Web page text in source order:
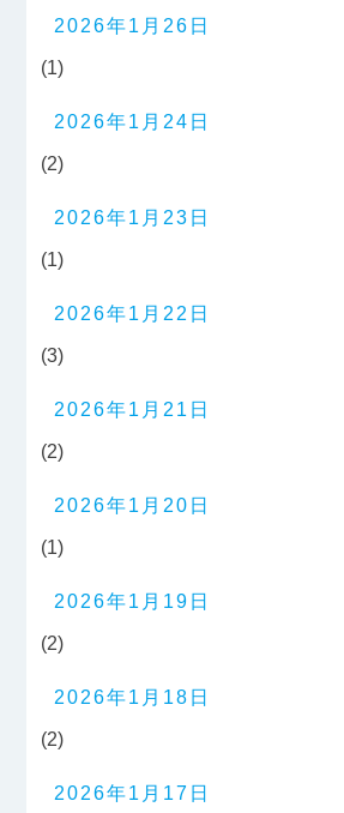
2026年1月26日
(1)
2026年1月24日
(2)
2026年1月23日
(1)
2026年1月22日
(3)
2026年1月21日
(2)
2026年1月20日
(1)
2026年1月19日
(2)
2026年1月18日
(2)
2026年1月17日